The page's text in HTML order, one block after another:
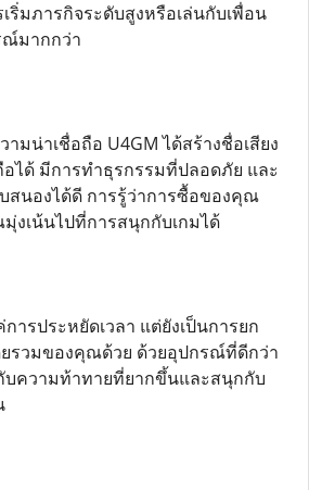
ริ่มภารกิจระดับสูงหรือเล่นกับเพื่อน
มากกว่า
น่าเชื่อถือ U4GM ได้สร้างชื่อเสียง
ได้ มีการทำธุรกรรมที่ปลอดภัย และ
สนองได้ดี การรู้ว่าการซื้อของคุณ
งเน้นไปที่การสนุกกับเกมได้
ารประหยัดเวลา แต่ยังเป็นการยก
รวมของคุณด้วย ด้วยอุปกรณ์ที่ดีกว่า
ความท้าทายที่ยากขึ้นและสนุกกับ